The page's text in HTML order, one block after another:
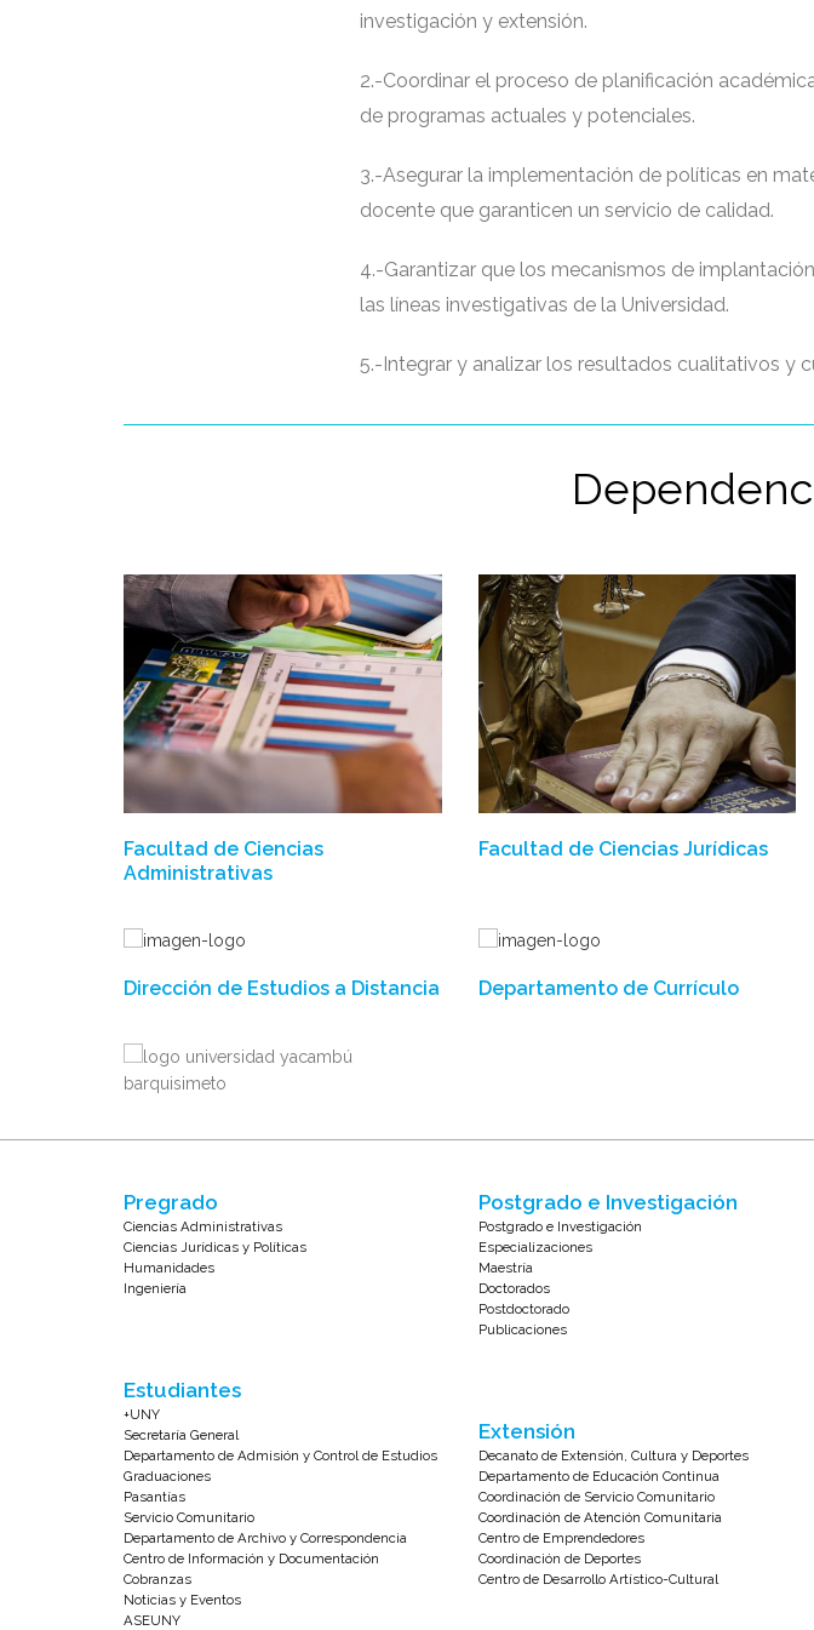
investigación y extensión.
2.-Coordinar el proceso de planificación
de programas actuales y potenciales.
3.-Asegurar la implementación de políticas en
docente que garanticen un servicio de calidad.
4.-Garantizar que los mecanismos de
las líneas investigativas de la Universidad.
5.-Integrar y analizar los resultados cualitativos y
Facultad de Ciencias
Administrativas
Facultad de Ciencias Jurídicas
Dirección de Estudios a Distancia Departamento de Currículo
Pregrado
Ciencias Administrativas
Ciencias Jurídicas y Políticas
Humanidades
Ingeniería
Estudiantes
+UNY
Secretaría General
Departamento de Admisión y Control de Estudios
Graduaciones
Pasantías
Servicio Comunitario
Departamento de Archivo y Correspondencia
Centro de Información y Documentación
Cobranzas
Noticias y Eventos
ASEUNY
Postgrado e Investigación
Postgrado e Investigación
Especializaciones
Maestría
Doctorados
Postdoctorado
Publicaciones
Extensión
Decanato de Extensión, Cultura y Deportes
Departamento de Educación Continua
Coordinación de Servicio Comunitario
Coordinación de Atención Comunitaria
Centro de Emprendedores
Coordinación de Deportes
Centro de Desarrollo Artístico-Cultural